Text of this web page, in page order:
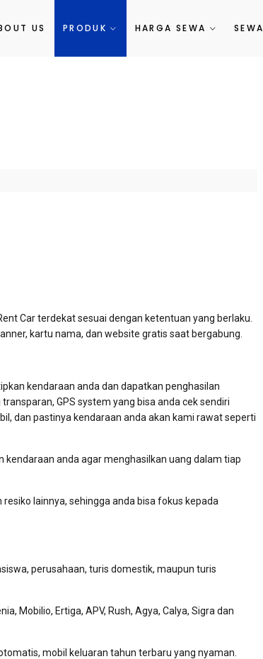
US PRODUK HARGA SEWA SEWA
Car terdekat sesuai dengan ketentuan yang berlaku.
kartu nama, dan website gratis saat bergabung.
kendaraan anda dan dapatkan penghasilan
GPS system yang bisa anda cek sendiri
dan pastinya kendaraan anda akan kami rawat seperti
anda agar menghasilkan uang dalam tiap
lainnya, sehingga anda bisa fokus kepada
perusahaan, turis domestik, maupun turis
Mobilio, Ertiga, APV, Rush, Agya, Calya, Sigra dan
mobil keluaran tahun terbaru yang nyaman.